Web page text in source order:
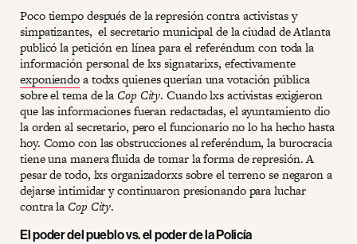
Poco tiempo después de la represión contra activistas y
simpatizantes, el secretario municipal de la ciudad de Atlanta
publicó la petición en línea para el referéndum con toda la
información personal de lxs signatarixs, efectivamente
exponiendoa todxs quienes querían una votación pública
sobre el tema de laCop City. Cuando lxs activistas exigieron
que las informaciones fueran redactadas, el ayuntamiento dio
la orden al secretario, pero el funcionario no lo ha hecho hasta
hoy. Como con las obstrucciones al referéndum, la burocracia
tiene una manera fluida de tomar la forma de represión. A
pesar de todo, lxs organizadorxs sobre el terreno se negaron a
dejarse intimidar y continuaron presionando para luchar
contra laCop City.
El poder del pueblo vs. el poder de la Policía